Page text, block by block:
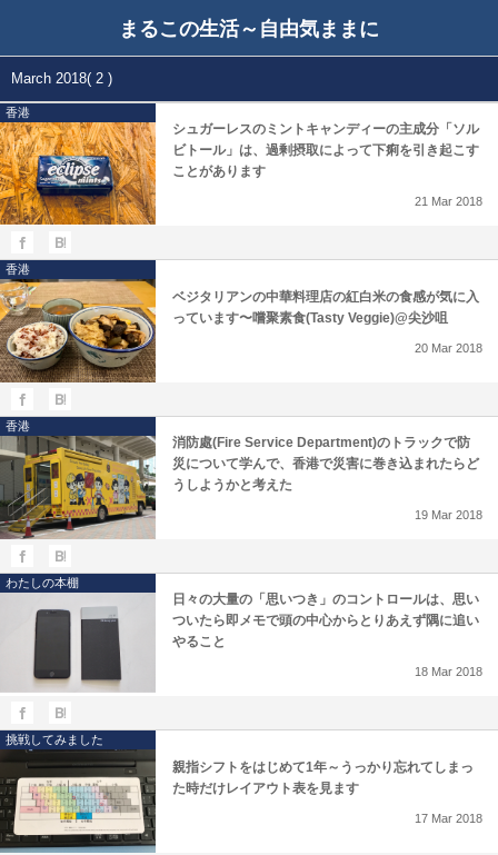
まるこの生活～自由気ままに
March 2018( 2 )
香港
シュガーレスのミントキャンディーの主成分「ソル
ビトール」は、過剰摂取によって下痢を引き起こす
ことがあります
21 Mar 2018
香港
ベジタリアンの中華料理店の紅白米の食感が気に入
っています〜嚐聚素食(Tasty Veggie)@尖沙咀
20 Mar 2018
香港
消防處(Fire Service Department)のトラックで防
災について学んで、香港で災害に巻き込まれたらど
うしようかと考えた
19 Mar 2018
わたしの本棚
日々の大量の「思いつき」のコントロールは、思い
ついたら即メモで頭の中心からとりあえず隅に追い
やること
18 Mar 2018
挑戦してみました
親指シフトをはじめて1年～うっかり忘れてしまっ
た時だけレイアウト表を見ます
17 Mar 2018